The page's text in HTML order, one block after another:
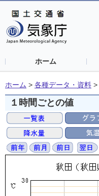
ホーム
ホーム > 各種データ・資料 >
１時間ごとの値